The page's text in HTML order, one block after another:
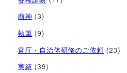
商神 (3)
執筆 (9)
官庁・自治体研修のご依頼 (23)
実績 (39)